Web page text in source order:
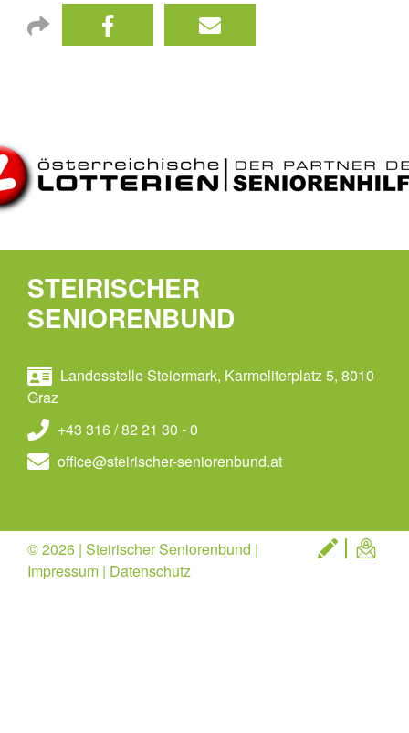
STEIRISCHER
SENIORENBUND
Landesstelle Steiermark, Karmeliterplatz 5, 8010
Graz
+43 316 / 82 21 30 - 0
office@steirischer-seniorenbund.at
© 2026 | Steirischer Seniorenbund |
Impressum | Datenschutz